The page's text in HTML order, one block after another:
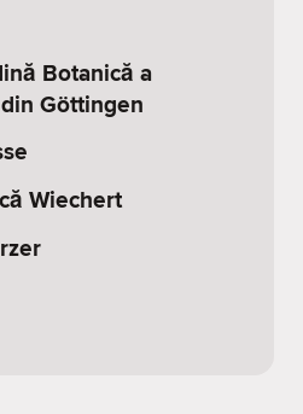
Botanică a
Göttingen
Wiechert